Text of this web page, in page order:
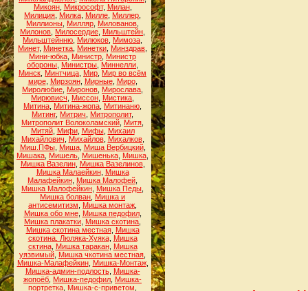
Микоян, Микрософт, Милан,
Милиция Милка Милле Миллер
Миллионы Милляр Милованов
Милонов Милосердие Мильштейн
Мильштейнню Милюков Мимоза
Минет, Минетка Минетки Минздрав
Мини-юбка Министр Министр
обороны Министры Миннелли
Минск Минтчица Мир Мир во всём
мире, Мирзоян, Мирные, Миро,
Миролюбие Миронов Мирослава
Мирювисч
Миссон Мистика
Митина Митина-жопа Митинаню
Митинг, Митрич Митрополит,
Митрополит Волоколамский Митя
Митяй, Мифи, Мифы, Михаил
Михайлович
Михайлов, Михалков,
Миш.ПФы, Миша, Миша Вербицкий,
Мишака Мишель Мишенька Мишка
Мишка Вазелин, Мишка Вазелинов,
Мишка Малаейкин, Мишка
Малафейкин Мишка Малофей
Мишка Малофейкин Мишка Педы
Мишка болван Мишка и
антисемитизм
Мишка монтаж
Мишка обо мне, Мишка педофил,
Мишка плакатки Мишка скотина
Мишка скотина местная, Мишка
скотина. Люляка-Хуяка, Мишка
сктина, Мишка таракан, Мишка
уязвимый Мишка чкотина местная
Мишка-Малафейкин, Мишка-Монтаж,
Мишка-админ-подлость, Мишка-
жопоёб Мишка-педофил Мишка-
портретка Мишка-с-приветом